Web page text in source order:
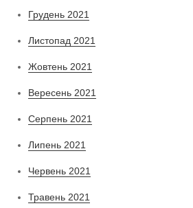
Грудень 2021
Листопад 2021
Жовтень 2021
Вересень 2021
Серпень 2021
Липень 2021
Червень 2021
Травень 2021